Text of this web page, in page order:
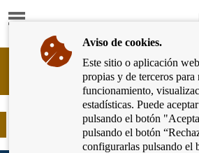
Mostrar
Cliente
Bancario
Banco
España
Eurosistema,
¿Qué pasa si devuelvo
Aviso de cookies.
Este sitio o aplicación
propias y de terceros para
funcionamiento,
estadísticas. Puede
pulsando el botón
pulsando el botón
configurarlas pulsando el